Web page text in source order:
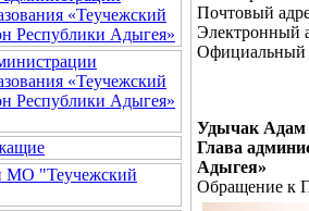
«Теучежский
Республики Адыгея»
«Теучежский
Республики Адыгея»
МО "Теучежский
Почтовый
Электронный
Официальный
Удычак Адам
Глава
Адыгея»
Обращение к